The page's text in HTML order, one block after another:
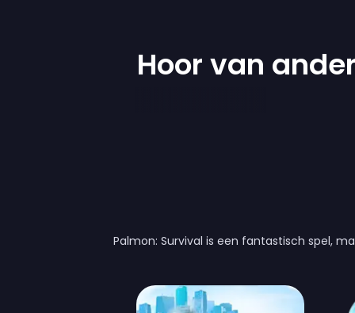
Hoor van
Palmon: Survival is een fantastisch spel,